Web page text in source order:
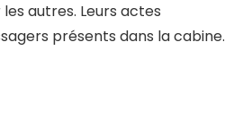
autres. Leurs actes
présents dans la cabine.